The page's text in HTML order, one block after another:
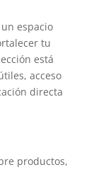
espacio
tu
está
acceso
directa
productos,